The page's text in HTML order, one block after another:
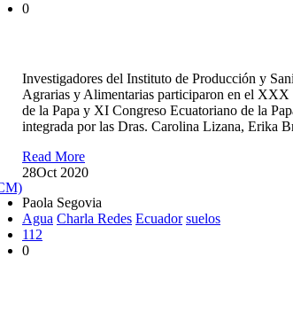
0
Investigadores del Instituto de Producción y
Agrarias y Alimentarias participaron en el
de la Papa y XI Congreso Ecuatoriano de la
integrada por las Dras. Carolina Lizana, Erika
Read More
28Oct 2020
Paola Segovia
Agua Charla Redes Ecuador suelos
112
0